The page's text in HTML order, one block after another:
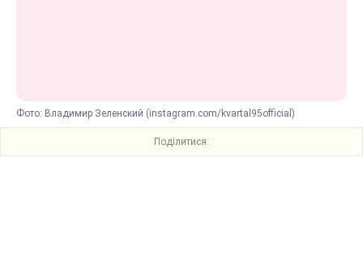
Фото: Владимир Зеленский (instagram.com/kvartal95official)
Поділитися: